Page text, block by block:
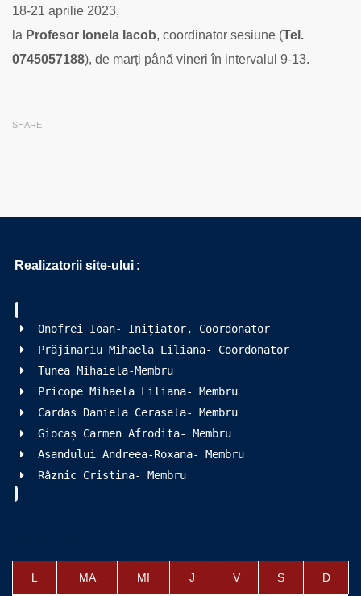
18-21 aprilie 2023,
la Profesor Ionela Iacob, coordinator sesiune (Tel.
0745057188), de marți până vineri în intervalul 9-13.
SHARE
Realizatorii site-ului :
Onofrei Ioan- Inițiator, Coordonator
Prăjinariu Mihaela Liliana- Coordonator
Tunea Mihaiela-Membru
Pricope Mihaela Liliana- Membru
Cardas Daniela Cerasela- Membru
Giocaș Carmen Afrodita- Membru
Asandului Andreea-Roxana- Membru
Râznic Cristina- Membru
L MA MI J V S D